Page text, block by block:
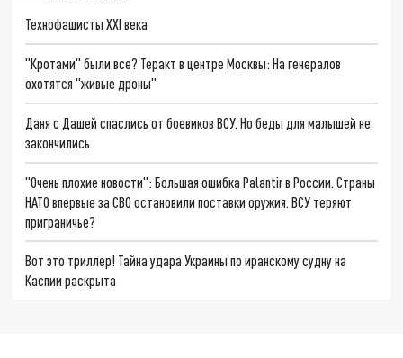
Технофашисты XXI века
"Кротами" были все? Теракт в центре Москвы: На генералов
охотятся "живые дроны"
Даня с Дашей спаслись от боевиков ВСУ. Но беды для малышей не
закончились
"Очень плохие новости": Большая ошибка Palantir в России. Страны
НАТО впервые за СВО остановили поставки оружия. ВСУ теряют
приграничье?
Вот это триллер! Тайна удара Украины по иранскому судну на
Каспии раскрыта